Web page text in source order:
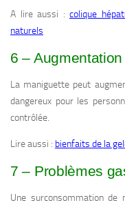
A lire aussi : colique
naturels
6 –
La maniguette peut
dangereux pour les
contrôlée.
Lire aussi : bienfaits de la
7 – Problèmes
Une surconsommation de